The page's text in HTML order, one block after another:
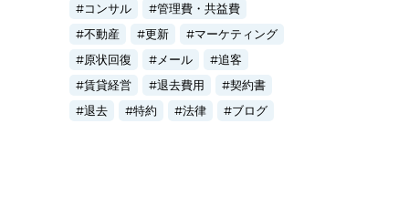
コンサル
管理費・共益費
不動産
更新
マーケティング
原状回復
メール
追客
賃貸経営
退去費用
契約書
退去
特約 法律 ブログ